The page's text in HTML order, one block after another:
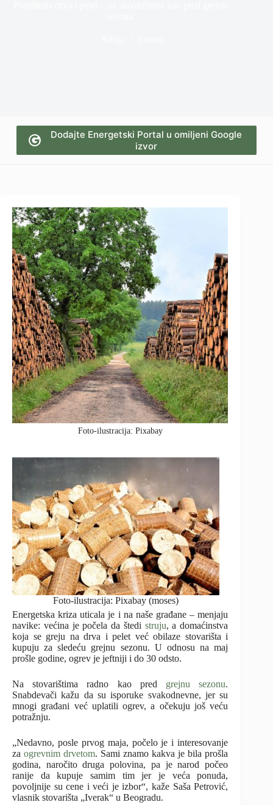
Dodajte Energetski Portal u omiljeni Google
izvor
Foto-ilustracija: Pixabay
Foto-ilustracija: Pixabay (moses)
Energetska kriza uticala je i na naše građane – menjaju
navike: većina je počela da štedi struju, a domaćinstva
koja se greju na drva i pelet već obilaze stovarišta i
kupuju za sledeću grejnu sezonu. U odnosu na maj
prošle godine, ogrev je jeftniji i do 30 odsto.
Na stovarištima radno kao pred grejnu sezonu.
Snabdevači kažu da su isporuke svakodnevne, jer su
mnogi građani već uplatili ogrev, a očekuju još veću
potražnju.
„Nedavno, posle prvog maja, počelo je i interesovanje
zaogrevnim drvetom. Sami znamo kakva je bila prošla
godina, naročito druga polovina, pa je narod počeo
ranije da kupuje samim tim jer je veća ponuda,
povoljnije su cene i veći je izbor“, kaže Saša Petrović,
vlasnik stovarišta „Iverak“ u Beogradu.